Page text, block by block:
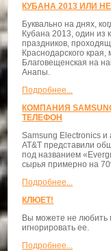
КУБАНА 2013 ИЛИ
Буквально на днях,
Кубана 2013, один из
праздников,
Краснодарского
Благовещенская на
Анапы.
Подробнее...
КОМПАНИЯ
ТЕЛЕФОН
Samsung Electronics и
AT&T представили
под названием
сырья примерно на
Подробнее...
КЛЮЕТ!
Вы можете не любить
игнорировать ее.
Подробнее...